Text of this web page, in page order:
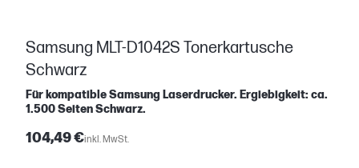
Samsung MLT-D1042S Tonerkartusche
Schwarz
Für kompatible Samsung Laserdrucker. Ergiebigkeit: ca.
1.500 Seiten Schwarz.
104,49 €inkl. MwSt.